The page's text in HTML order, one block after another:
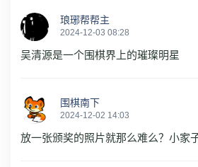
琅琊帮帮主
2024-12-03 08:28
吴清源是一个围棋界上的璀璨明星
围棋南下
2024-12-02 14:03
放一张颁奖的照片就那么难么？小家